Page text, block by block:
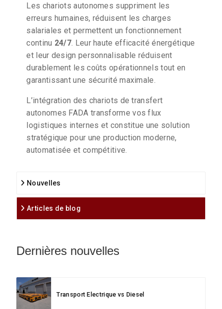
Les chariots autonomes suppriment les
erreurs humaines, réduisent les charges
salariales et permettent un fonctionnement
continu 24/7. Leur haute efficacité énergétique
et leur design personnalisable réduisent
durablement les coûts opérationnels tout en
garantissant une sécurité maximale.
L’intégration des chariots de transfert
autonomes FADA transforme vos flux
logistiques internes et constitue une solution
stratégique pour une production moderne,
automatisée et compétitive.
Nouvelles
Articles de blog
Dernières nouvelles
Transport Electrique vs Diesel